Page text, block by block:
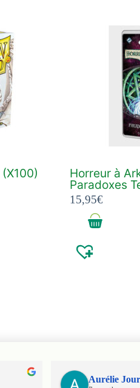
Horreur à
Paradoxes
15,95€
Aurélie